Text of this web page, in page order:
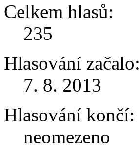
Celkem hlasů:
235
Hlasování začalo:
7. 8. 2013
Hlasování končí:
neomezeno